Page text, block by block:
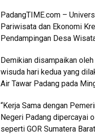
PadangTIME.com –
Pariwisata dan Ekonomi
Pendampingan Desa
Demikian disampaikan
wisuda hari kedua yang
Air Tawar Padang pada
“Kerja Sama dengan
Negeri Padang dipercayai
seperti GOR Sumatera